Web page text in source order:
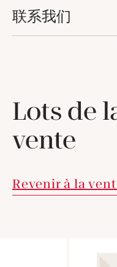
联系我们
Lots de
vente
Revenir à la